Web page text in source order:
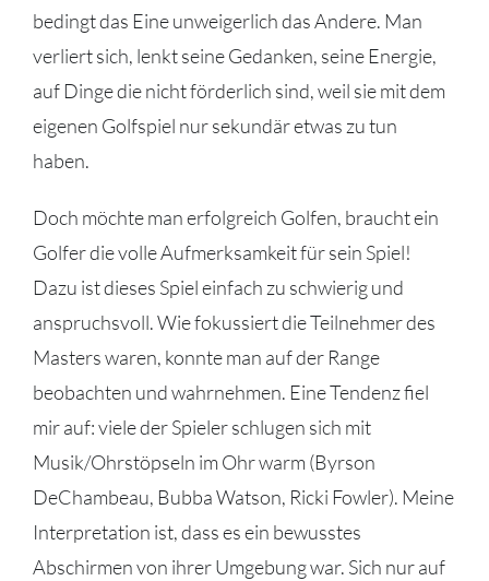
bedingt das Eine unweigerlich das Andere. Man
verliert sich, lenkt seine Gedanken, seine Energie,
auf Dinge die nicht förderlich sind, weil sie mit dem
eigenen Golfspiel nur sekundär etwas zu tun
haben.
Doch möchte man erfolgreich Golfen, braucht ein
Golfer die volle Aufmerksamkeit für sein Spiel!
Dazu ist dieses Spiel einfach zu schwierig und
anspruchsvoll. Wie fokussiert die Teilnehmer des
Masters waren, konnte man auf der Range
beobachten und wahrnehmen. Eine Tendenz fiel
mir auf: viele der Spieler schlugen sich mit
Musik/Ohrstöpseln im Ohr warm (Byrson
DeChambeau, Bubba Watson, Ricki Fowler). Meine
Interpretation ist, dass es ein bewusstes
Abschirmen von ihrer Umgebung war. Sich nur auf